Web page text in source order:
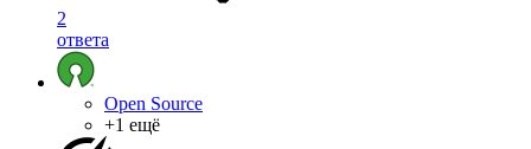
2
ответа
Open Source
+1 ещё